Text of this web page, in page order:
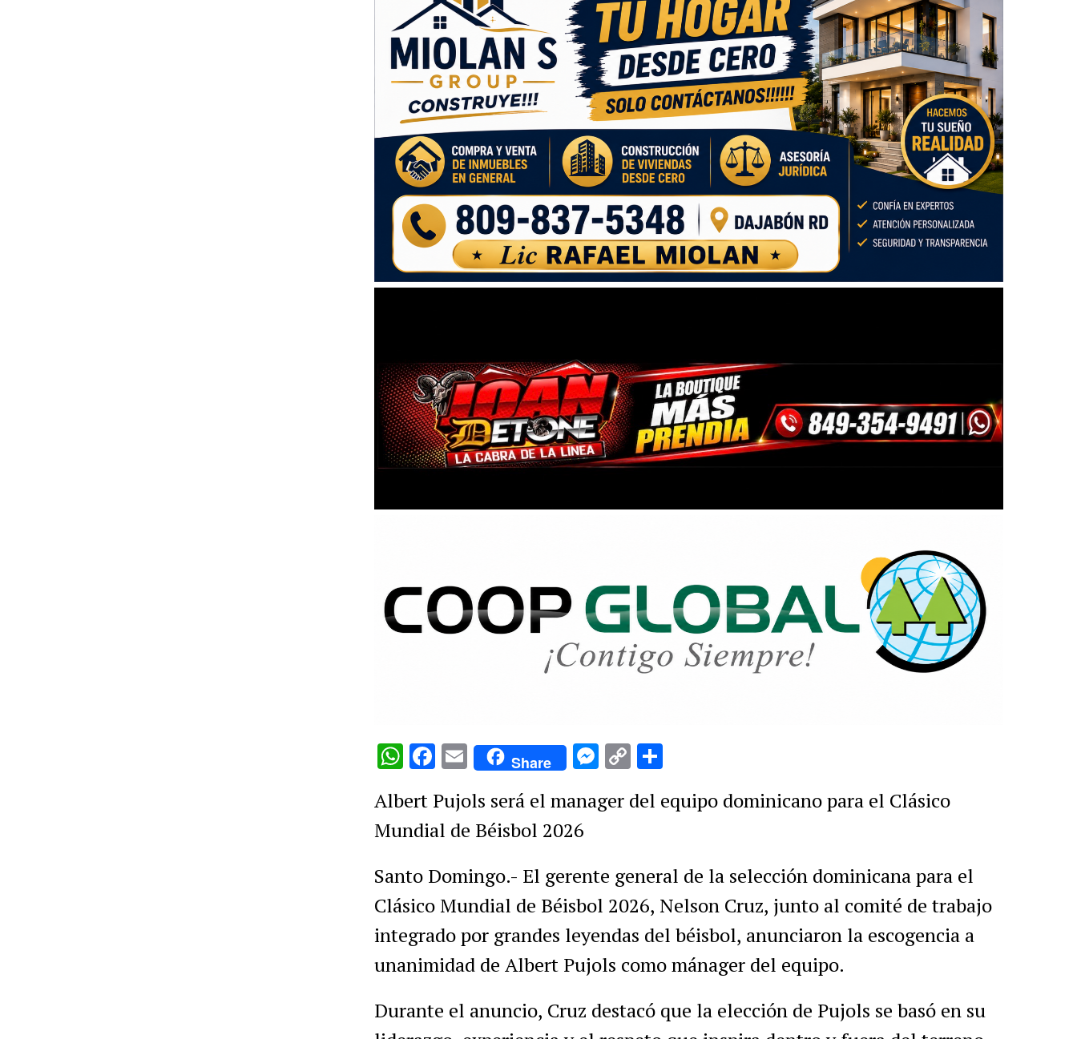
WhatsApp
Facebook
EmailShare Messenger
Copy
Albert Pujols será el manager del equipo dominicano para el Clásico
Mundial de Béisbol 2026
Santo Domingo.- El gerente general de la selección dominicana para el
Clásico Mundial de Béisbol 2026, Nelson Cruz, junto al comité de trabajo
integrado por grandes leyendas del béisbol, anunciaron la escogencia a
unanimidad de Albert Pujols como mánager del equipo.
Durante el anuncio, Cruz destacó que la elección de Pujols se basó en su